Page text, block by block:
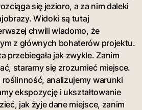
się jezioro, a za nim daleki
Widoki są tutaj
chwili wiadomo, że
z głównych bohaterów projektu.
przebiegała jak zwykle. Zanim
staramy się zrozumieć miejsce.
analizujemy warunki
ekspozycję i ukształtowanie
jak żyje dane miejsce, zanim